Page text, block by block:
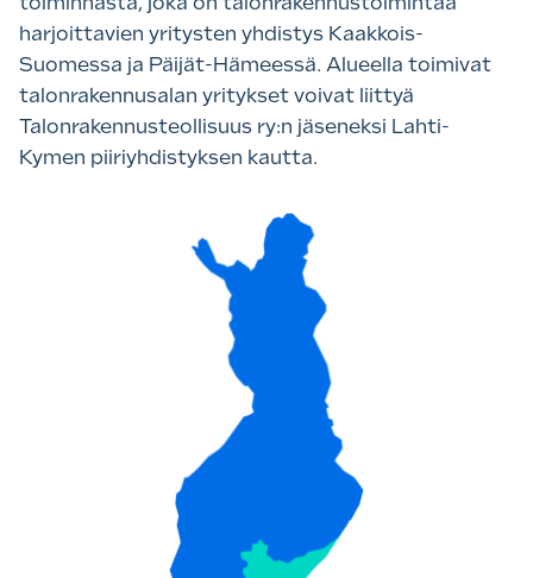
harjoittavien yritysten yhdistys Kaakkois-
Suomessa ja Päijät-Hämeessä. Alueella toimivat
talonrakennusalan yritykset voivat liittyä
Talonrakennusteollisuus ry:n jäseneksi Lahti-
Kymen piiriyhdistyksen kautta.